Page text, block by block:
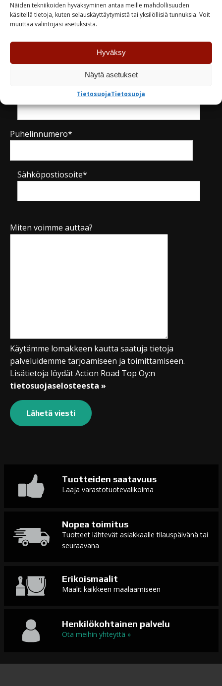
Näiden tekniikoiden hyväksyminen antaa meille mahdollisuuden
käsitellä tietoja, kuten selauskäyttäytymistä tai yksilöllisiä tunnuksia. Voit
muuttaa valintojasi asetuksista.
Hyväksy
Näytä asetukset
TietosuojaTietosuoja
Kysy tuotteesta / ota yhteyttä
Puhelinnumero*
Sähköpostiosoite*
Miten voimme auttaa?
Käytämme lomakkeen kautta saatuja tietoja
palveluidemme tarjoamiseen ja toimittamiseen.
Lisätietoja löydät Action Road Top Oy:n
tietosuojaselosteesta »
Tuotteiden saatavuus
Laaja varastotuotevalikoima
Nopea toimitus
Tuotteet lähtevät asiakkaalle tilauspäivänä tai
seuraavana
Erikoismaalit
Maalit kaikkeen maalaamiseen
Henkilökohtainen palvelu
Ota meihin yhteyttä »